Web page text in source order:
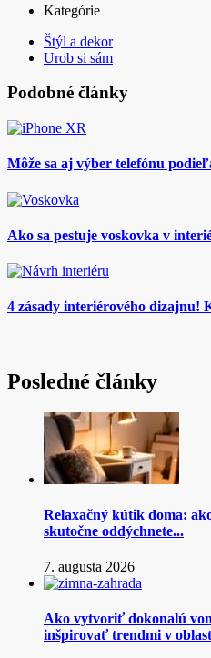
Kategórie
Štýl a dekor
Urob si sám
Podobné články
Môže sa aj výber telefónu
Ako sa pestuje voskovka v
4 zásady interiérového dizajnu!
Posledné články
Relaxačný kútik doma:
skutočne oddýchnete...
7. augusta 2026
Ako vytvoriť dokonalú
inšpirovať trendmi v